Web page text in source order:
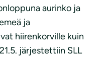
aurinko ja
ja
hiirenkorville kuin
järjestettiin SLL